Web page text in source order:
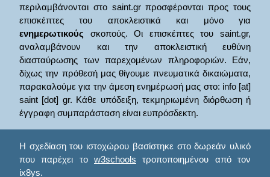
περιλαμβάνονται στο saint.gr προσφέρονται προς τους
επισκέπτες του αποκλειστικά και μόνο για
ενημερωτικούς σκοπούς. Οι επισκέπτες του saint.gr,
αναλαμβάνουν και την αποκλειστική ευθύνη
διασταύρωσης των παρεχομένων πληροφοριών. Εάν,
δίχως την πρόθεσή μας θίγουμε πνευματικά δικαιώματα,
παρακαλούμε για την άμεση ενημέρωσή μας στο: info [at]
saint [dot] gr. Κάθε υπόδειξη, τεκμηριωμένη διόρθωση ή
έγγραφη συμπαράσταση είναι ευπρόσδεκτη.
Η σχεδίαση του ιστοχώρου βασίστηκε στο δωρεάν υλικό
που παρέχει το w3schools τροποποιημένου από τον
ix8ys.